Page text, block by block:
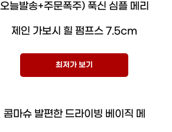
오늘발송+주문폭주) 푹신 심플 메리
제인 가보시 힐 펌프스 7.5cm
최저가 보기
콤마슈 발편한 드라이빙 베이직 메